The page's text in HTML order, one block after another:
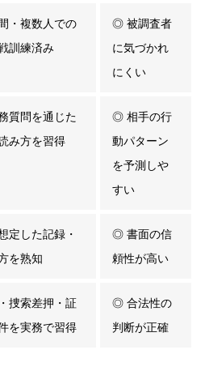
・複数人での
訓練済み
◎ 被調査者
に気づかれ
にくい
質問を通じた
み方を習得
◎ 相手の行
動パターン
を予測しや
すい
定した記録・
を熟知
◎ 書面の信
頼性が高い
捜索差押・証
を実務で習得
◎ 合法性の
判断が正確